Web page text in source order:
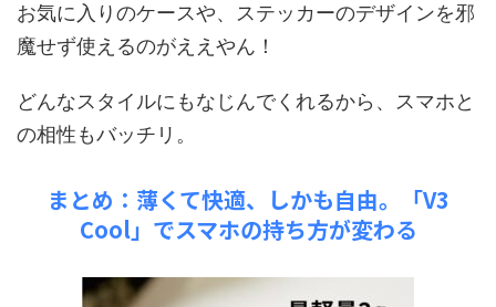
お気に入りのケースや、ステッカーのデザインを邪
魔せず使えるのがええやん！
どんなスタイルにもなじんでくれるから、スマホと
の相性もバッチリ。
まとめ：薄くて快適、しかも自由。「V3
Cool」でスマホの持ち方が変わる